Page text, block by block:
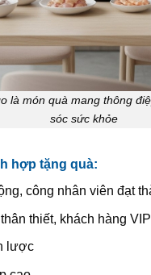
là món quà mang thông
sóc sức khỏe
hợp tặng quà:
công nhân viên đạt
thiết, khách hàng VIP
lược